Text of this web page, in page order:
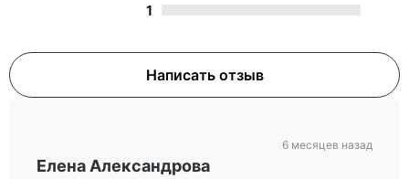
1
Написать отзыв
Елена Александрова
6 месяцев назад